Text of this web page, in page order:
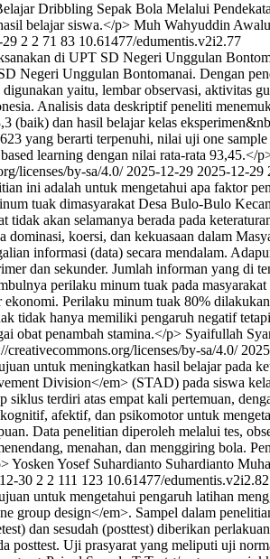
Dribbling Sepak Bola Melalui
belajar siswa.</p> Muh Wahyuddin
29 2 2 71 83 10.61477/edumentis.v2i2.77
di UPT SD Negeri Unggulan
Negeri Unggulan Bontomanai. Dengan
yaitu, lembar observasi, aktivitas
Analisis data deskriptif peneliti
dan hasil belajar kelas
yang berarti terpenuhi, nilai uji one
learning dengan nilai rata-rata 93,45.</
licenses/by-sa/4.0/ 2025-12-29 2025-12-29
ini adalah untuk mengetahui apa faktor
tuak dimasyarakat Desa Bulo-Bulo
akan selamanya berada pada
koersi, dan kekuasaan dalam
informasi (data) secara mendalam.
dan sekunder. Jumlah informan yang di
perilaku minum tuak pada
Perilaku minum tuak 80%
tidak hanya memiliki pengaruh negatif
obat penambah stamina.</p> Syaifullah
licenses/by-sa/4.0/
untuk meningkatkan hasil belajar pada
Division</em> (STAD) pada siswa
terdiri atas empat kali pertemuan,
afektif, dan psikomotor untuk
Data penelitian diperoleh melalui tes,
menahan, dan menggiring bola.
Yosken Yosef Suhardianto Suhardianto
30 2 2 111 123 10.61477/edumentis.v2i2.82
untuk mengetahui pengaruh latihan
group design</em>. Sampel dalam
dan sesudah (posttest) diberikan
posttest. Uji prasyarat yang meliputi uji